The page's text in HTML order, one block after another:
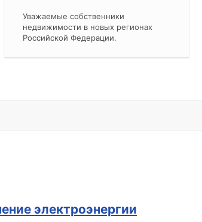
Уважаемые собственники
недвижимости в новых регионах
Российской Федерации.
электроэнергии